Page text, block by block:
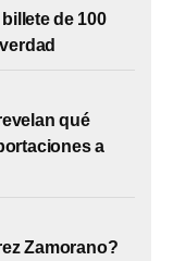
de 100
qué
a
Zamorano?